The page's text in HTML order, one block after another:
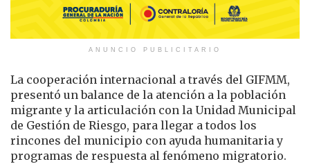
ANUNCIO PUBLICITARIO
La cooperación internacional a través del GIFMM,
presentó un balance de la atención a la población
migrante y la articulación con la Unidad Municipal
de Gestión de Riesgo, para llegar a todos los
rincones del municipio con ayuda humanitaria y
programas de respuesta al fenómeno migratorio.